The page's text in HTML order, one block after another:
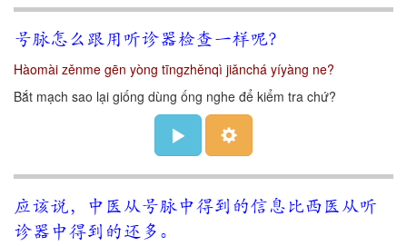
号脉怎么跟用听诊器检查一样呢？
Hàomài zěnme gēn yòng tīngzhěnqì jiǎnchá yíyàng ne?
Bắt mạch sao lại giống dùng ống nghe để kiểm tra chứ?
应该说，中医从号脉中得到的信息比西医从听
诊器中得到的还多。